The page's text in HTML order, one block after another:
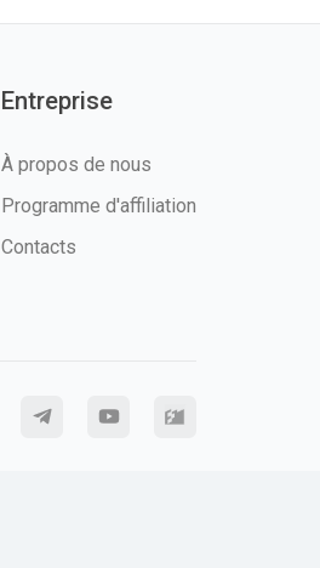
Entreprise
À propos de nous
Programme d'affiliation
Contacts